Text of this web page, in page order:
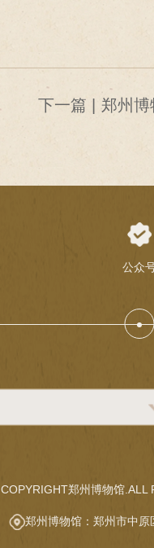
下一篇 |
郑州博
公众
COPYRIGHT郑州博物馆.ALL
郑州博物馆：郑州市中原